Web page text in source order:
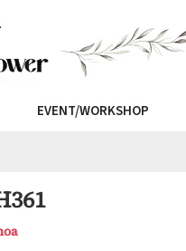
EVENT/WORKSHOP